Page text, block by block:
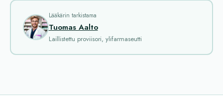
Lääkärin tarkistama
Tuomas Aalto
Laillistettu proviisori, ylifarmaseutti